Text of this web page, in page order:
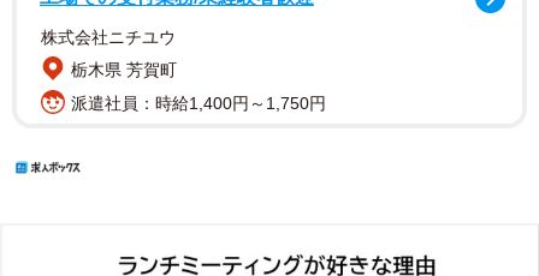
株式会社ニチユウ
栃木県 芳賀町
派遣社員：時給1,400円～1,750円